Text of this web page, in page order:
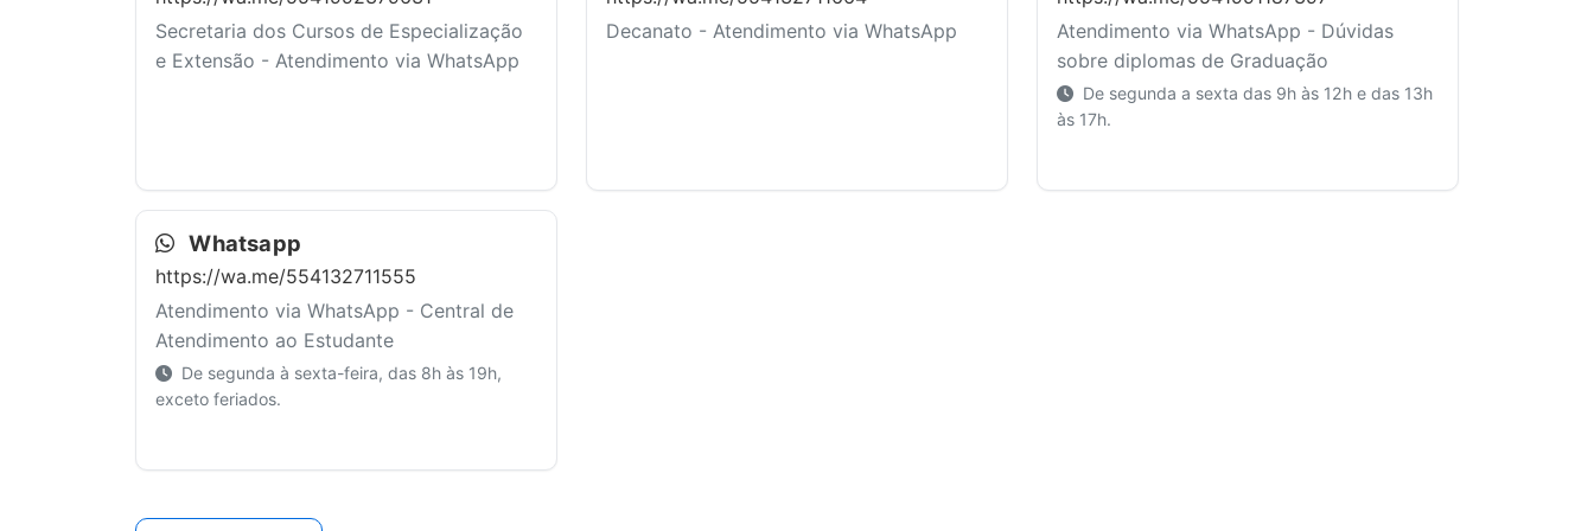
Secretaria dos Cursos de Especialização
e Extensão - Atendimento via WhatsApp
Decanato - Atendimento via WhatsApp
Atendimento via WhatsApp - Dúvidas
sobre diplomas de Graduação
De segunda a sexta das 9h às 12h e das 13h
às 17h.
Whatsapp
https://wa.me/554132711555
Atendimento via WhatsApp - Central de
Atendimento ao Estudante
De segunda à sexta-feira, das 8h às 19h,
exceto feriados.